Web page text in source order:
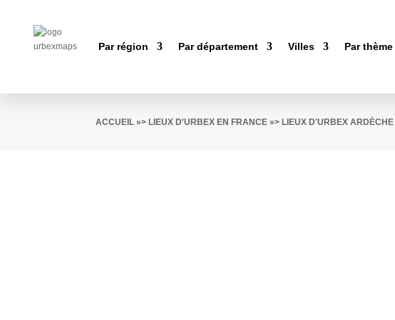
Par région Par département Villes Par thème
ACCUEIL »>LIEUX D'URBEX EN FRANCE »>LIEUX D'URBEX ARDÈCHE